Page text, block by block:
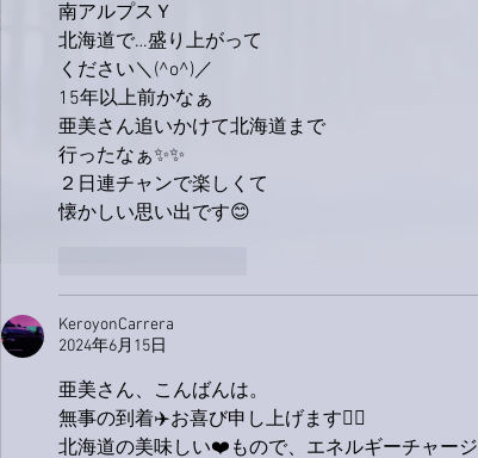
南アルプスＹ
北海道で…盛り上がって
ください＼(^o^)／
15年以上前かなぁ
亜美さん追いかけて北海道まで
行ったなぁ✨✨
２日連チャンで楽しくて
懐かしい思い出です😊
KeroyonCarrera
2024年6月15日
亜美さん、こんばんは。
無事の到着✈️お喜び申し上げます🙋‍♂️
北海道の美味しい❤️もので、エネルギーチャー